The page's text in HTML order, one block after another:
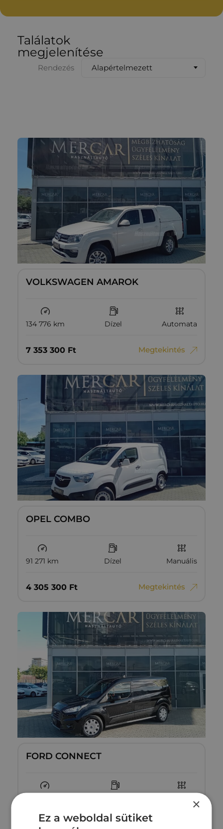
Találatok
megjelenítése
Rendezés Alapértelmezett
VOLKSWAGEN AMAROK
134 776 km Dízel Automata
7‏‏‎ ‎353‏‏‎ ‎300 Ft Megtekintés
OPEL COMBO
91 271 km Dízel Manuális
4‏‏‎ ‎305‏‏‎ ‎300 Ft Megtekintés
FORD CONNECT
5‏‏‎ ‎575‏‏‎ ‎300 Ft Megtekintés
×
Ez a weboldal sütiket